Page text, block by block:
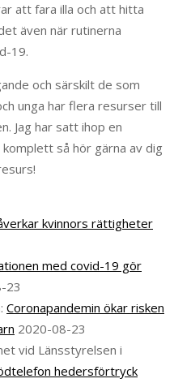
att fara illa och att hitta
även när rutinerna
19.
och särskilt de som
unga har flera resurser till
Jag har satt ihop en
så hör gärna av dig
kvinnors rättigheter
med covid-19 gör
23
Coronapandemin ökar risken
2020-08-23
vid Länsstyrelsen i
hedersförtryck